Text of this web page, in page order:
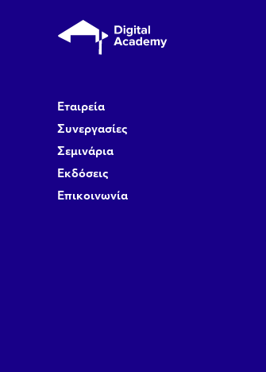
Εταιρεία
Συνεργασίες
Σεμινάρια
Εκδόσεις
Επικοινωνία